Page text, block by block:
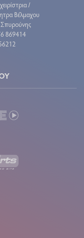
/
Βέλμαχου
Σπυρούνης
869414